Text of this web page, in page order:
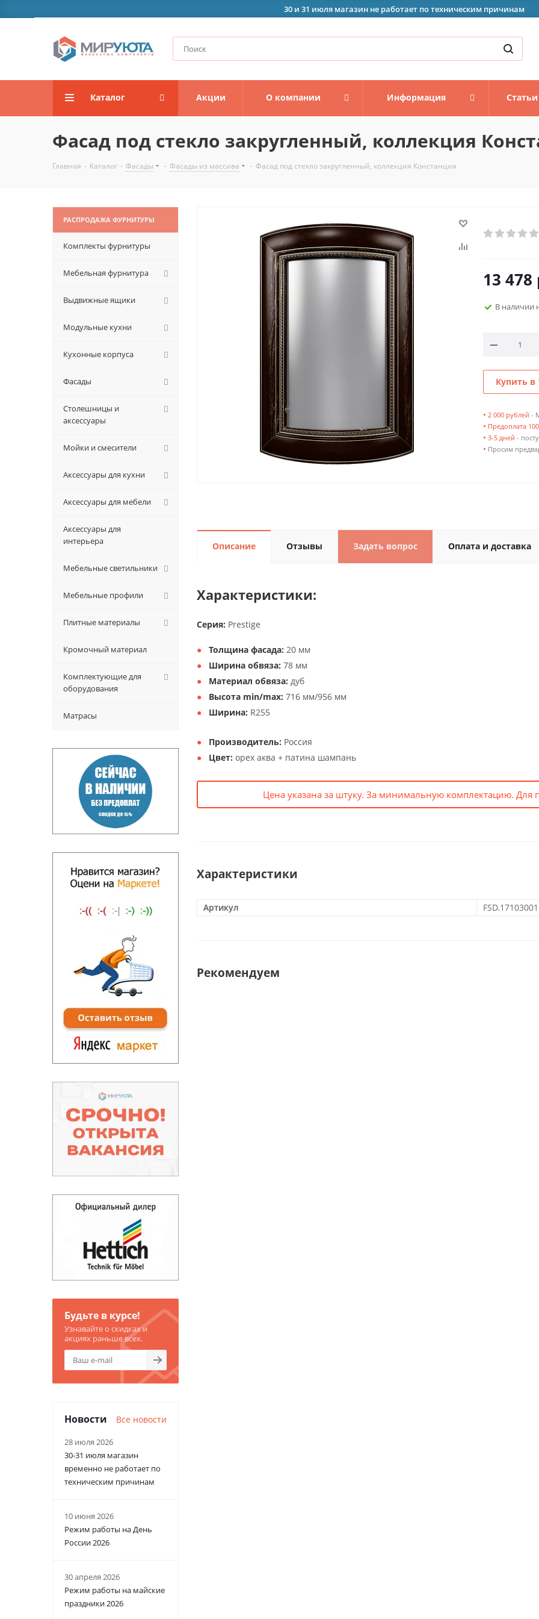
30 и 31 июля магазин не работает по техническим причинам
Каталог Акции О компании Информация Статьи
Фасад под стекло закругленный, коллекция
Главная - Каталог - Фасады - Фасады из массива - Фасад под стекло закругленный, коллекция Констанция
13 478
В наличии
Купить в
• 2 000 рублей -
• Предоплата
• 3-5 дней -
• Просим
Описание Отзывы Задать вопрос Оплата и доставка
Характеристики:
Серия: Prestige
Толщина фасада: 20 мм
Ширина обвяза: 78 мм
Материал обвяза: дуб
Высота min/max: 716 мм/956 мм
Ширина: R255
Производитель: Россия
Цвет: орех аква + патина шампань
Цена указана за штуку. За минимальную комплектацию. Для
Характеристики
Артикул
Рекомендуем
РАСПРОДАЖА ФУРНИТУРЫ
Комплекты фурнитуры
Мебельная фурнитура
Выдвижные ящики
Модульные кухни
Кухонные корпуса
Фасады
Столешницы и
аксессуары
Мойки и смесители
Аксессуары для кухни
Аксессуары для мебели
Аксессуары для
интерьера
Мебельные светильники
Мебельные профили
Плитные материалы
Кромочный материал
Комплектующие для
оборудования
Матрасы
Будьте в курсе!
Узнавайте о скидках и
акциях раньше всех.
Новости Все новости
28 июля 2026
30-31 июля магазин
временно не работает по
техническим причинам
10 июня 2026
Режим работы на День
России 2026
30 апреля 2026
Режим работы на майские
праздники 2026